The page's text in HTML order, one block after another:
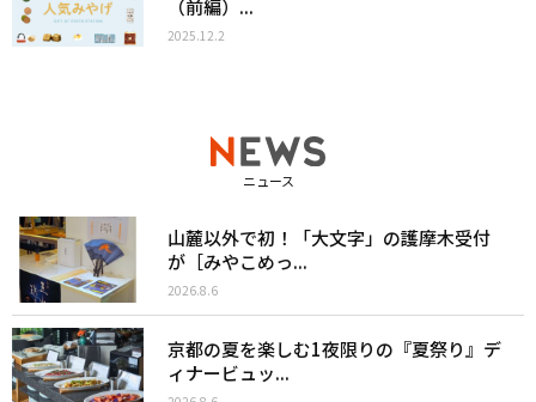
（前編）...
2025.12.2
ニュース
山麓以外で初！「大文字」の護摩木受付
が［みやこめっ...
2026.8.6
京都の夏を楽しむ1夜限りの『夏祭り』デ
ィナービュッ...